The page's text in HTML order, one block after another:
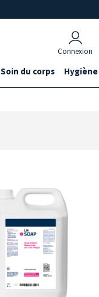
Connexion
Soin du corps Hygiène